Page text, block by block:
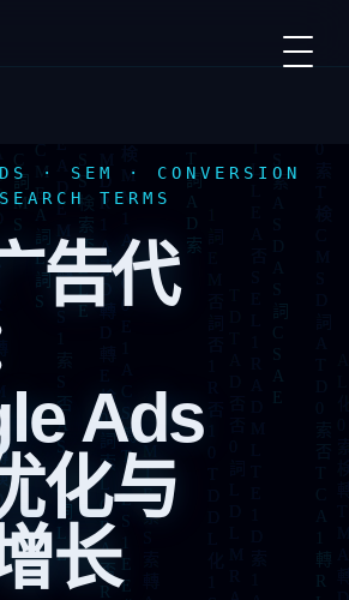
· SEM · CONVERSION
TERMS
告代
Ads
化与
长